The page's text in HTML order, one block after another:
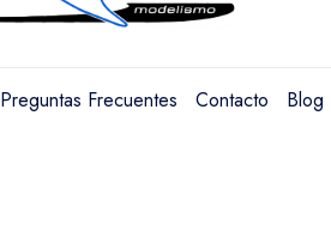
Preguntas Frecuentes Contacto Blog